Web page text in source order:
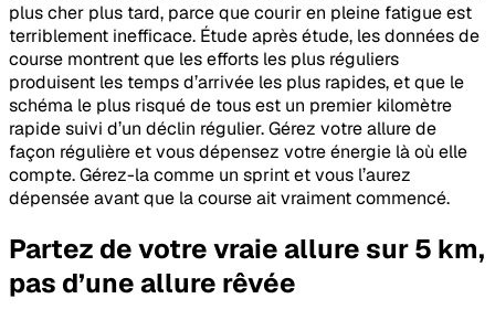
plus cher plus tard, parce que courir en pleine fatigue est
terriblement inefficace. Étude après étude, les données de
course montrent que les efforts les plus réguliers
produisent les temps d’arrivée les plus rapides, et que le
schéma le plus risqué de tous est un premier kilomètre
rapide suivi d’un déclin régulier. Gérez votre allure de
façon régulière et vous dépensez votre énergie là où elle
compte. Gérez-la comme un sprint et vous l’aurez
dépensée avant que la course ait vraiment commencé.
Partez de votre vraie allure sur 5 km,
pas d’une allure rêvée